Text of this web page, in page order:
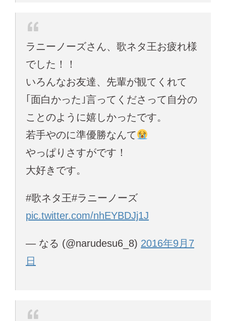
ラニーノーズさん、歌ネタ王お疲れ様
でした！！
いろんなお友達、先輩が観てくれて
｢面白かった｣言ってくださって自分の
ことのように嬉しかったです。
若手やのに準優勝なんて
やっぱりさすがです！
大好きです。
#歌ネタ王#ラニーノーズ
pic.twitter.com/nhEYBDJj1J
— なる (@narudesu6_8) 2016年9月7
日